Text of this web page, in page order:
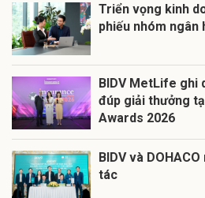
Triển vọng kinh
phiếu nhóm ngân
BIDV MetLife ghi
đúp giải thưởng
Awards 2026
BIDV và
tác